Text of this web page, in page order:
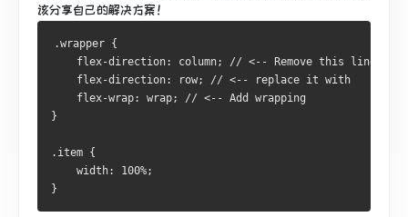
该分享自己的解决方案！
.wrapper {
    flex-direction: column; // <-- Remove this line
    flex-direction: row; // <-- replace it with
    flex-wrap: wrap; // <-- Add wrapping
}
.item {
    width: 100%;
}